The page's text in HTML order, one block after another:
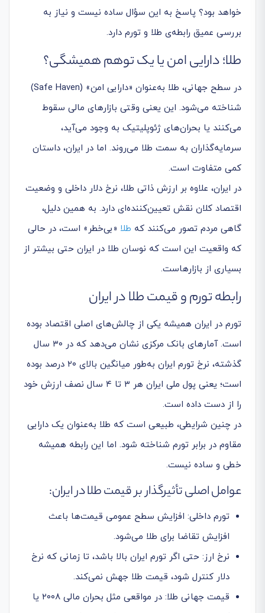
خواهد بود؟ پاسخ به این سؤال ساده نیست و نیاز به
بررسی عمیق رابطه‌ی طلا و تورم دارد.
طلا؛ دارایی امن یا یک توهم همیشگی؟
در سطح جهانی، طلا به‌عنوان «دارایی امن» (Safe Haven)
شناخته می‌شود. این یعنی وقتی بازارهای مالی سقوط
می‌کنند یا بحران‌های ژئوپلیتیک به وجود می‌آید،
سرمایه‌گذاران به سمت طلا می‌روند. اما در ایران، داستان
کمی متفاوت است.
در ایران، علاوه بر ارزش ذاتی طلا، نرخ دلار داخلی و وضعیت
اقتصاد کلان نقش تعیین‌کننده‌ای دارد. به همین دلیل،
گاهی مردم تصور می‌کنند که طلا «بی‌خطر» است، در حالی
که واقعیت این است که نوسان طلا در ایران حتی بیشتر از
بسیاری از بازارهاست.
رابطه تورم و قیمت طلا در ایران
تورم در ایران همیشه یکی از چالش‌های اصلی اقتصاد بوده
است. آمارهای بانک مرکزی نشان می‌دهد که در ۳۰ سال
گذشته، نرخ تورم ایران به‌طور میانگین بالای ۲۰ درصد بوده
است؛ یعنی پول ملی ایران هر ۳ تا ۴ سال نصف ارزش خود
را از دست داده است.
در چنین شرایطی، طبیعی است که طلا به‌عنوان یک دارایی
مقاوم در برابر تورم شناخته شود. اما این رابطه همیشه
خطی و ساده نیست.
عوامل اصلی تأثیرگذار بر قیمت طلا در ایران:
تورم داخلی: افزایش سطح عمومی قیمت‌ها باعث
افزایش تقاضا برای طلا می‌شود.
نرخ ارز: حتی اگر تورم ایران بالا باشد، تا زمانی که نرخ
دلار کنترل شود، قیمت طلا جهش نمی‌کند.
قیمت جهانی طلا: در مواقعی مثل بحران مالی ۲۰۰۸ یا